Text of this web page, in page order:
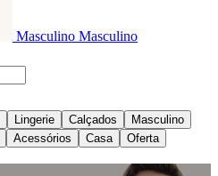
Masculino Masculino
Lingerie Calçados
Masculino
Acessórios Casa Oferta